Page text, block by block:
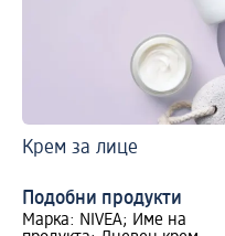
Крем за лице
Подобни продукти
Марка: NIVEA; Име на